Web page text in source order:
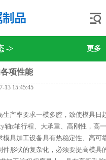
-> 更多
项性能
13 15:45:45
产率要求一模多腔，致使模具
轴z轴行程、大承重、高刚性，高
具加工设备具有热稳定性、高可
形状的复杂化，必须要提高模